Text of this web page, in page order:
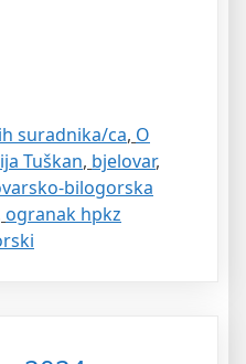
suradnika/ca, O
Tuškan, bjelovar,
bilogorska
ogranak hpkz